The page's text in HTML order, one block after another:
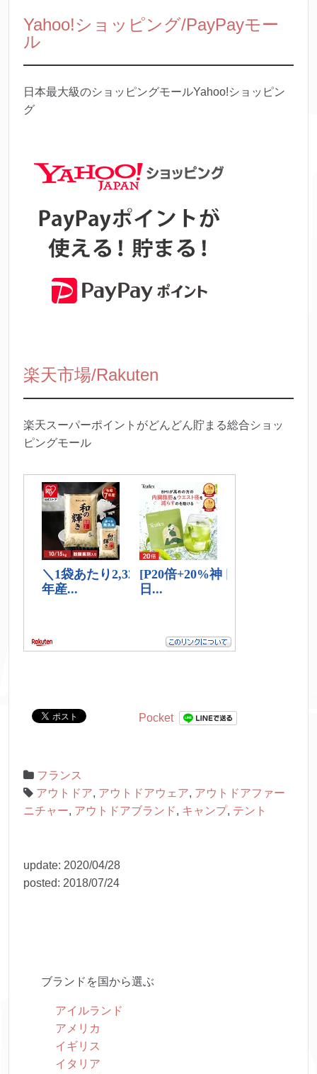
Yahoo!ショッピング/PayPayモー
ル
日本最大級のショッピングモールYahoo!ショッピン
グ
楽天市場/Rakuten
楽天スーパーポイントがどんどん貯まる総合ショッ
ピングモール
Pocket
フランス
アウトドア, アウトドアウェア, アウトドアファー
ニチャー, アウトドアブランド, キャンプ, テント
update: 2020/04/28
posted: 2018/07/24
ブランドを国から選ぶ
アイルランド
アメリカ
イギリス
イタリア